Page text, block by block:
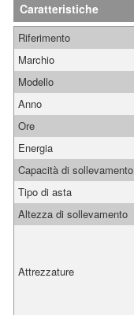
Caratteristiche
Riferimento
Marchio
Modello
Anno
Ore
Energia
Capacità di sollevamento
Tipo di asta
Altezza di sollevamento
Attrezzature